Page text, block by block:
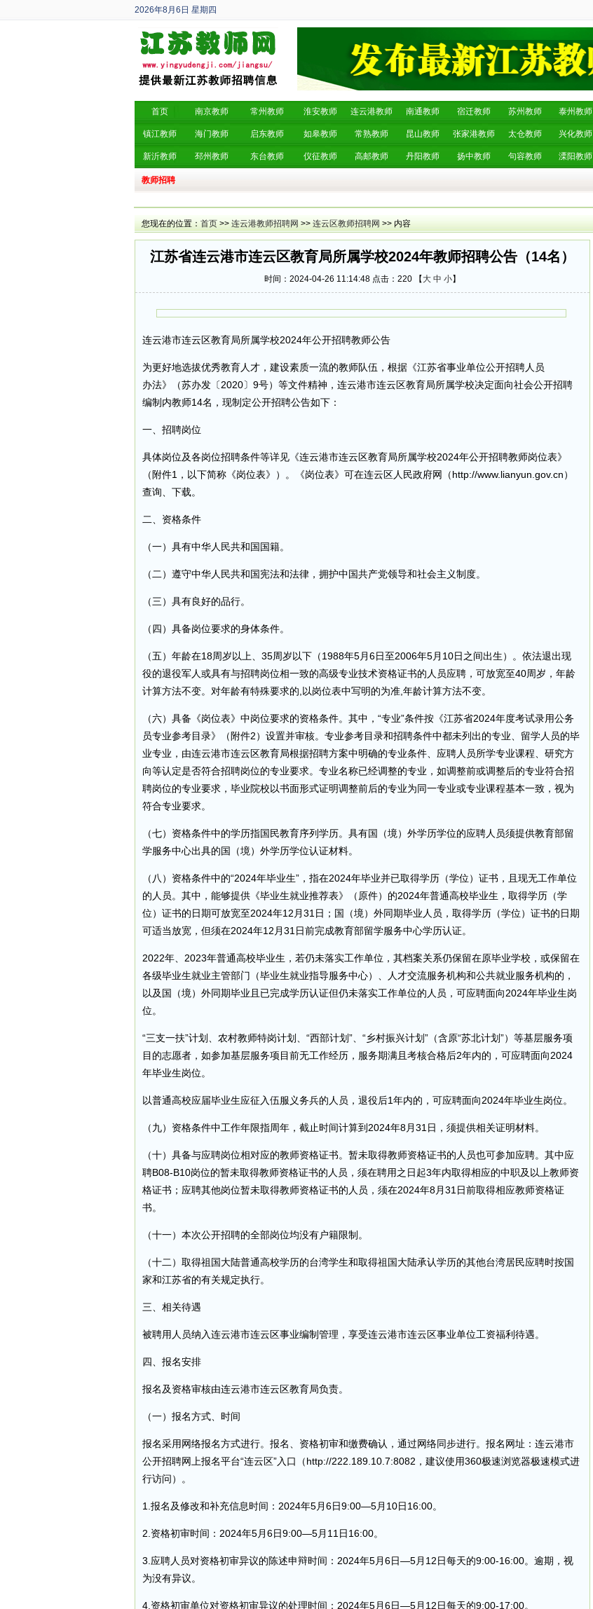
2026年8月6日 星期四
丙午年 六月廿四
首页 南京教师 常州教师 淮安教师 连云港教师 南通教师 宿迁教师 苏州教师 泰州教师
镇江教师 海门教师 启东教师 如皋教师 常熟教师 昆山教师 张家港教师 太仓教师 兴化教师
新沂教师 邳州教师 东台教师 仪征教师 高邮教师 丹阳教师 扬中教师 句容教师 溧阳教师
教师招聘
您现在的位置： 首页 >> 连云港教师招聘网 >> 连云区教师招聘网 >> 内容
江苏省连云港市连云区教育局所属学校2024年教师招聘公告（14名）
时间：2024-04-26 11:14:48 点击： 220 【 大 中 小】
连云港市连云区教育局所属学校2024年公开招聘教师公告
为更好地选拔优秀教育人才，建设素质一流的教师队伍，根据《江苏省事业单位公开招聘人员
办法》（苏办发〔2020〕9号）等文件精神，连云港市连云区教育局所属学校决定面向社会公开招聘
编制内教师14名，现制定公开招聘公告如下：
一、招聘岗位
具体岗位及各岗位招聘条件等详见《连云港市连云区教育局所属学校2024年公开招聘教师岗位表》
（附件1，以下简称《岗位表》）。《岗位表》可在连云区人民政府网（http://www.lianyun.gov.cn）
查询、下载。
二、资格条件
（一）具有中华人民共和国国籍。
（二）遵守中华人民共和国宪法和法律，拥护中国共产党领导和社会主义制度。
（三）具有良好的品行。
（四）具备岗位要求的身体条件。
（五）年龄在18周岁以上、35周岁以下（1988年5月6日至2006年5月10日之间出生）。依法退出现
役的退役军人或具有与招聘岗位相一致的高级专业技术资格证书的人员应聘，可放宽至40周岁，年龄
计算方法不变。对年龄有特殊要求的,以岗位表中写明的为准,年龄计算方法不变。
（六）具备《岗位表》中岗位要求的资格条件。其中，“专业”条件按《江苏省2024年度考试录用公务
员专业参考目录》（附件2）设置并审核。专业参考目录和招聘条件中都未列出的专业、留学人员的毕
业专业，由连云港市连云区教育局根据招聘方案中明确的专业条件、应聘人员所学专业课程、研究方
向等认定是否符合招聘岗位的专业要求。专业名称已经调整的专业，如调整前或调整后的专业符合招
聘岗位的专业要求，毕业院校以书面形式证明调整前后的专业为同一专业或专业课程基本一致，视为
符合专业要求。
（七）资格条件中的学历指国民教育序列学历。具有国（境）外学历学位的应聘人员须提供教育部留
学服务中心出具的国（境）外学历学位认证材料。
（八）资格条件中的“2024年毕业生”，指在2024年毕业并已取得学历（学位）证书，且现无工作单位
的人员。其中，能够提供《毕业生就业推荐表》（原件）的2024年普通高校毕业生，取得学历（学
位）证书的日期可放宽至2024年12月31日；国（境）外同期毕业人员，取得学历（学位）证书的日期
可适当放宽，但须在2024年12月31日前完成教育部留学服务中心学历认证。
2022年、2023年普通高校毕业生，若仍未落实工作单位，其档案关系仍保留在原毕业学校，或保留在
各级毕业生就业主管部门（毕业生就业指导服务中心）、人才交流服务机构和公共就业服务机构的，
以及国（境）外同期毕业且已完成学历认证但仍未落实工作单位的人员，可应聘面向2024年毕业生岗
位。
“三支一扶”计划、农村教师特岗计划、“西部计划”、“乡村振兴计划”（含原“苏北计划”）等基层服务项
目的志愿者，如参加基层服务项目前无工作经历，服务期满且考核合格后2年内的，可应聘面向2024
年毕业生岗位。
以普通高校应届毕业生应征入伍服义务兵的人员，退役后1年内的，可应聘面向2024年毕业生岗位。
（九）资格条件中工作年限指周年，截止时间计算到2024年8月31日，须提供相关证明材料。
（十）具备与应聘岗位相对应的教师资格证书。暂未取得教师资格证书的人员也可参加应聘。其中应
聘B08-B10岗位的暂未取得教师资格证书的人员，须在聘用之日起3年内取得相应的中职及以上教师资
格证书；应聘其他岗位暂未取得教师资格证书的人员，须在2024年8月31日前取得相应教师资格证
书。
（十一）本次公开招聘的全部岗位均没有户籍限制。
（十二）取得祖国大陆普通高校学历的台湾学生和取得祖国大陆承认学历的其他台湾居民应聘时按国
家和江苏省的有关规定执行。
三、相关待遇
被聘用人员纳入连云港市连云区事业编制管理，享受连云港市连云区事业单位工资福利待遇。
四、报名安排
报名及资格审核由连云港市连云区教育局负责。
（一）报名方式、时间
报名采用网络报名方式进行。报名、资格初审和缴费确认，通过网络同步进行。报名网址：连云港市
公开招聘网上报名平台“连云区”入口（http://222.189.10.7:8082，建议使用360极速浏览器极速模式进
行访问）。
1.报名及修改和补充信息时间：2024年5月6日9:00—5月10日16:00。
2.资格初审时间：2024年5月6日9:00—5月11日16:00。
3.应聘人员对资格初审异议的陈述申辩时间：2024年5月6日—5月12日每天的9:00-16:00。逾期，视
为没有异议。
4.资格初审单位对资格初审异议的处理时间：2024年5月6日—5月12日每天的9:00-17:00。